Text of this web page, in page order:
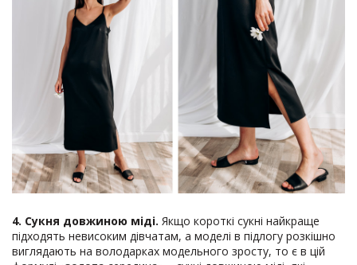
4. Сукня довжиною міді. Якщо короткі сукні найкраще
підходять невисоким дівчатам, а моделі в підлогу розкішно
виглядають на володарках модельного зросту, то є в цій